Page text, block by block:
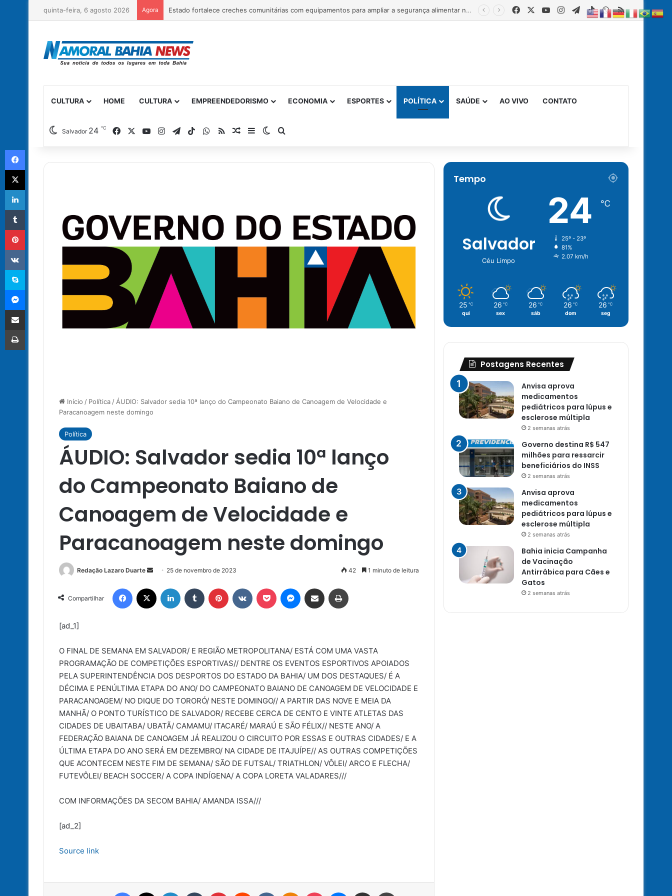
quinta-feira, 6 agosto 2026 Agora Estado fortalece creches comunitárias com equipamentos para ampliar a segurança alimentar na primeira infância FacebookYouTubeInstagram
Telegram
TikTokWhatsApp
RSS
CULTURA HOME CULTURA EMPREENDEDORISMO ECONOMIA ESPORTES POLÍTICA SAÚDE AO VIVO CONTATO
Salvador 24 ℃ FacebookYouTubeInstagram
TelegramTikTokWhatsApp
RSSArtigo Aleatório
Barra Lateral
Switch skin
Procurar por
Início / Política/ÁUDIO: Salvador sedia 10ª lanço do Campeonato Baiano de Canoagem de Velocidade e
Paracanoagem neste domingo
Política
ÁUDIO: Salvador sedia 10ª lanço
do Campeonato Baiano de
Canoagem de Velocidade e
Paracanoagem neste domingo
Redação Lazaro Duarte
Mande
e-
mail
25 de novembro de 2023 42 1 minuto de leitura
Compartilhar
Facebook Linkedin Tumblr Pinterest Pocket Messenger
Compartilhar via e-mail
[ad_1]
O FINAL DE SEMANA EM SALVADOR/ E REGIÃO METROPOLITANA/ ESTÁ COM UMA VASTA
PROGRAMAÇÃO DE COMPETIÇÕES ESPORTIVAS// DENTRE OS EVENTOS ESPORTIVOS APOIADOS
PELA SUPERINTENDÊNCIA DOS DESPORTOS DO ESTADO DA BAHIA/ UM DOS DESTAQUES/ É A
DÉCIMA E PENÚLTIMA ETAPA DO ANO/ DO CAMPEONATO BAIANO DE CANOAGEM DE VELOCIDADE E
PARACANOAGEM/ NO DIQUE DO TORORÓ/ NESTE DOMINGO// A PARTIR DAS NOVE E MEIA DA
MANHÃ/ O PONTO TURÍSTICO DE SALVADOR/ RECEBE CERCA DE CENTO E VINTE ATLETAS DAS
CIDADES DE UBAITABA/ UBATÃ/ CAMAMU/ ITACARÉ/ MARAÚ E SÃO FÉLIX// NESTE ANO/ A
FEDERAÇÃO BAIANA DE CANOAGEM JÁ REALIZOU O CIRCUITO POR ESSAS E OUTRAS CIDADES/ E A
ÚLTIMA ETAPA DO ANO SERÁ EM DEZEMBRO/ NA CIDADE DE ITAJUÍPE// AS OUTRAS COMPETIÇÕES
QUE ACONTECEM NESTE FIM DE SEMANA/ SÃO DE FUTSAL/ TRIATHLON/ VÔLEI/ ARCO E FLECHA/
FUTEVÔLEI/ BEACH SOCCER/ A COPA INDÍGENA/ A COPA LORETA VALADARES///
COM INFORMAÇÕES DA SECOM BAHIA/ AMANDA ISSA///
[ad_2]
Source link
Facebook Linkedin Tumblr Pinterest Reddit Pocket Messenger
Compartilhar via e-mail
Tempo
Salvador
Céu Limpo
24 ℃
25º - 23º
81%
2.07 km/h
25 ℃
qui
26 ℃
sex
26 ℃
sáb
26 ℃
dom
26 ℃
seg
Postagens Recentes
Anvisa aprova
medicamentos
pediátricos para lúpus e
esclerose múltipla
2 semanas atrás
Governo destina R$ 547
milhões para ressarcir
beneficiários do INSS
2 semanas atrás
Anvisa aprova
medicamentos
pediátricos para lúpus e
esclerose múltipla
2 semanas atrás
Bahia inicia Campanha
de Vacinação
Antirrábica para Cães e
Gatos
2 semanas atrás
Facebook
X
Linkedin
Tumblr
Pinterest
VK
Skype
Messenger
Compartilhar via e-mail